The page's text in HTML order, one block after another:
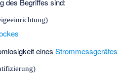
des Begriffes sind:
eines Strommessgerätes